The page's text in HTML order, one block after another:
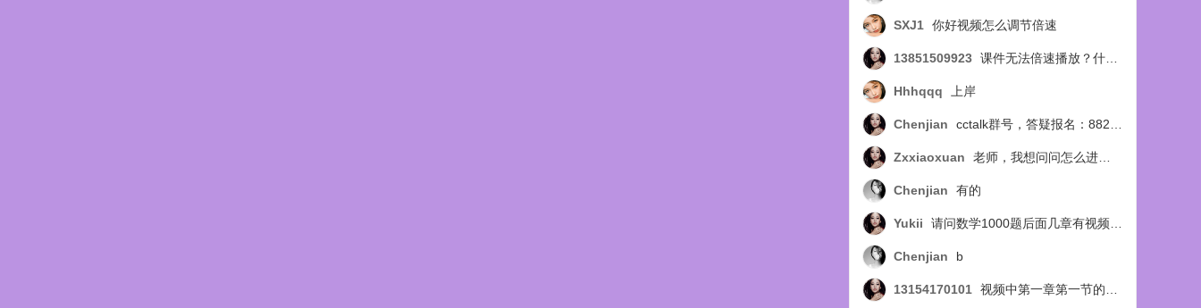
SXJ1 你好视频怎么调节倍速
13851509923 课件无法倍速播放？什么问题
Hhhqqq 上岸
Chenjian cctalk群号，答疑报名：88254218
Zxxiaoxuan 老师，我想问问怎么进答疑群呢？
Chenjian 有的
Yukii 请问数学1000题后面几章有视频讲解吗
Chenjian b
13154170101 视频中第一章第一节的例14题，扩展部分，视频中讲选C，教材中讲选B，个人觉得应该选B，求正确答案，求官方回复！